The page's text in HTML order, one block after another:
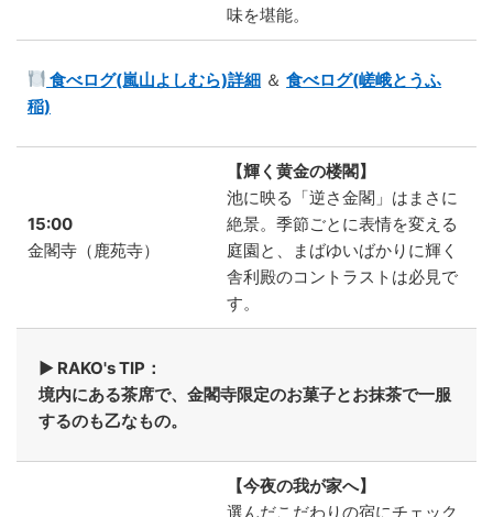
味を堪能。
食べログ(嵐山よしむら)詳細 ＆食べログ(嵯峨とうふ
稲)
15:00
金閣寺（鹿苑寺）
【輝く黄金の楼閣】
池に映る「逆さ金閣」はまさに
絶景。季節ごとに表情を変える
庭園と、まばゆいばかりに輝く
舎利殿のコントラストは必見で
す。
▶ RAKO's TIP：
境内にある茶席で、金閣寺限定のお菓子とお抹茶で一服
するのも乙なもの。
【今夜の我が家へ】
選んだこだわりの宿にチェック